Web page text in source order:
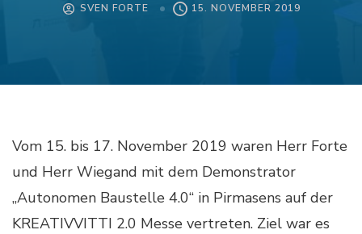
SVEN FORTE 15. NOVEMBER 2019
Vom 15. bis 17. November 2019 waren Herr Forte
und Herr Wiegand mit dem Demonstrator
„Autonomen Baustelle 4.0“ in Pirmasens auf der
KREATIVVITTI 2.0 Messe vertreten. Ziel war es